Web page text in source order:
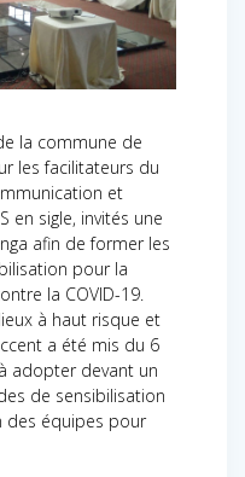
la commune de
les facilitateurs du
et
en sigle, invités une
afin de former les
pour la
la COVID-19.
à haut risque et
a été mis du 6
adopter devant un
de sensibilisation
des équipes pour